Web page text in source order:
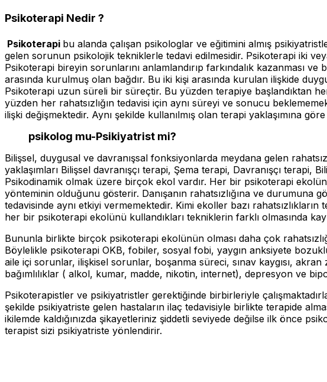
Psikoterapi Nedir ?
Psikoterapi bu alanda çalışan psikologlar ve eğitimini almış
gelen sorunun psikolojik tekniklerle tedavi edilmesidir. Psikoterapi iki
Psikoterapi bireyin sorunlarını anlamlandırıp farkındalık kazanması
arasında kurulmuş olan bağdır. Bu iki kişi arasında kurulan ilişkide
Psikoterapi uzun süreli bir süreçtir. Bu yüzden terapiye başlandıktan
yüzden her rahatsızlığın tedavisi için aynı süreyi ve sonucu
ilişki değişmektedir. Aynı şekilde kullanılmış olan terapi yaklaşımına
psikolog mu-Psikiyatrist mi?
Bilişsel, duygusal ve davranışsal fonksiyonlarda meydana gelen
yaklaşımları Bilişsel davranışçı terapi, Şema terapi, Davranışçı
Psikodinamik olmak üzere birçok ekol vardır. Her bir psikoterapi
yönteminin olduğunu gösterir. Danışanın rahatsızlığına ve
tedavisinde aynı etkiyi vermemektedir. Kimi ekoller bazı
her bir psikoterapi ekolünü kullandıkları tekniklerin farklı olmasında
Bununla birlikte birçok psikoterapi ekolünün olması daha çok
Böylelikle psikoterapi OKB, fobiler, sosyal fobi, yaygın anksiyete
aile içi sorunlar, ilişkisel sorunlar, boşanma süreci, sınav kaygısı,
bağımlılıklar ( alkol, kumar, madde, nikotin, internet), depresyon ve
Psikoterapistler ve psikiyatristler gerektiğinde birbirleriyle
şekilde psikiyatriste gelen hastaların ilaç tedavisiyle birlikte terapide
ikilemde kaldığınızda şikayetleriniz şiddetli seviyede değilse ilk önce
terapist sizi psikiyatriste yönlendirir.
HALİME